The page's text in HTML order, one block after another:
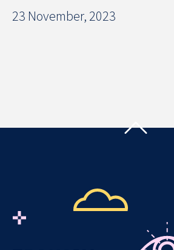
23 November, 2023